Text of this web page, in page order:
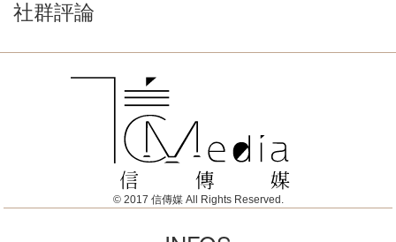
社群評論
© 2017 信傳媒 All Rights Reserved.